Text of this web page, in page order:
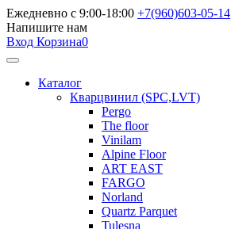
Ежедневно с 9:00-18:00 +7(960)603-05-14
Напишите нам
Вход Корзина0
Каталог
Кварцвинил (SPC,LVT)
Pergo
The floor
Vinilam
Alpine Floor
ART EAST
FARGO
Norland
Quartz Parquet
Tulesna